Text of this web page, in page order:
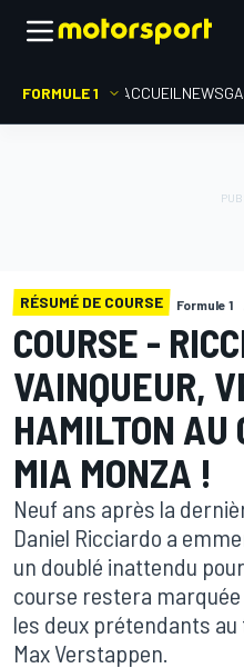
FORMULE 1 ACCUEIL NEWS
RÉSUMÉ DE COURSE Formule 1
COURSE -
VAINQUEUR,
HAMILTON AU
MIA MONZA !
Neuf ans après la
Daniel Ricciardo a
un doublé inattendu
course restera
les deux prétendants
Max Verstappen.